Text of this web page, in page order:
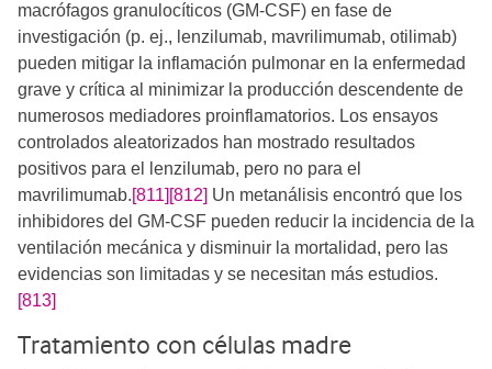
macrófagos granulocíticos (GM-CSF) en fase de
investigación (p. ej., lenzilumab, mavrilimumab, otilimab)
pueden mitigar la inflamación pulmonar en la enfermedad
grave y crítica al minimizar la producción descendente de
numerosos mediadores proinflamatorios. Los ensayos
controlados aleatorizados han mostrado resultados
positivos para el lenzilumab, pero no para el
mavrilimumab.[811] [812] ​ Un metanálisis encontró que los
inhibidores del GM-CSF pueden reducir la incidencia de la
ventilación mecánica y disminuir la mortalidad, pero las
evidencias son limitadas y se necesitan más estudios.
[813]
Tratamiento con células madre